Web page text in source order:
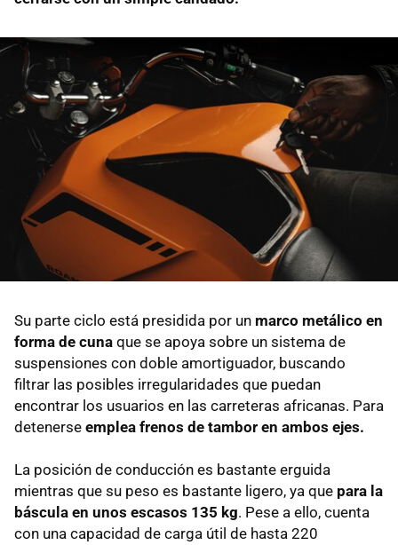
Su parte ciclo está presidida por un marco metálico en
forma de cuna que se apoya sobre un sistema de
suspensiones con doble amortiguador, buscando
filtrar las posibles irregularidades que puedan
encontrar los usuarios en las carreteras africanas. Para
detenerse emplea frenos de tambor en ambos ejes.
La posición de conducción es bastante erguida
mientras que su peso es bastante ligero, ya que para la
báscula en unos escasos 135 kg. Pese a ello, cuenta
con una capacidad de carga útil de hasta 220